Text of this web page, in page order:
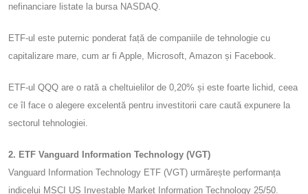
nefinanciare listate la bursa NASDAQ.
ETF-ul este puternic ponderat față de companiile de tehnologie cu
capitalizare mare, cum ar fi Apple, Microsoft, Amazon și Facebook.
ETF-ul QQQ are o rată a cheltuielilor de 0,20% și este foarte lichid, ceea
ce îl face o alegere excelentă pentru investitorii care caută expunere la
sectorul tehnologiei.
2. ETF Vanguard Information Technology (VGT)
Vanguard Information Technology ETF (VGT) urmărește performanța
indicelui MSCI US Investable Market Information Technology 25/50.